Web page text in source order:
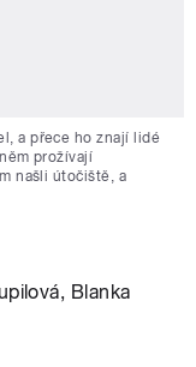
a přece ho znají lidé
prožívají
našli útočiště, a
Blanka